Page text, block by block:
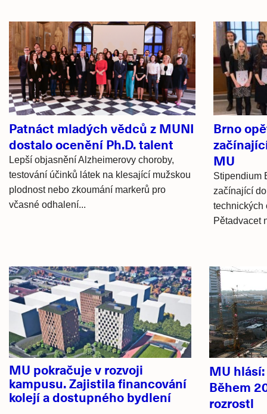
Související
články
Patnáct mladých vědců z MUNI
dostalo ocenění Ph.D. talent
Lepší objasnění Alzheimerovy choroby,
testování účinků látek na klesající mužskou
plodnost nebo zkoumání markerů pro
včasné odhalení...
Brno
MU
Stipendium
začínající
technických
Pětadvacet
Hlavní
novinky
MU pokračuje v rozvoji
kampusu. Zajistila financování
kolejí a dostupného bydlení
MU
Během
rozrostl